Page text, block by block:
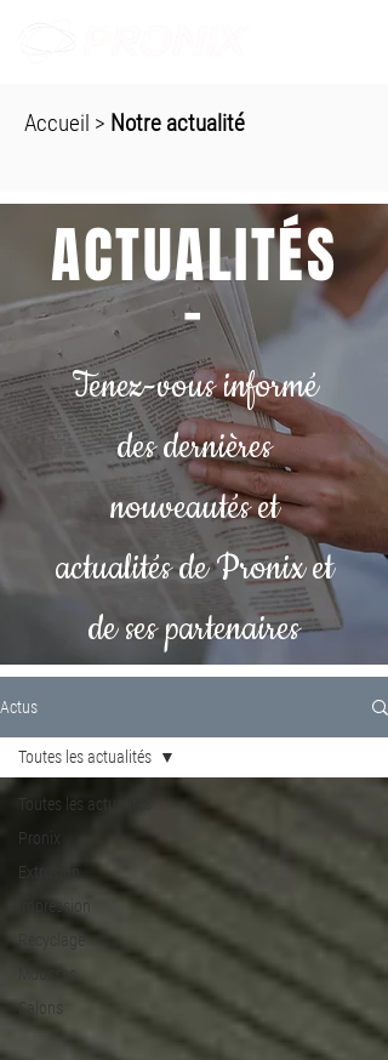
Accueil > Notre actualité
ACTUALITÉS
-
Tenez-vous informé
des dernières
nouveautés et
actualités de Pronix et
de ses partenaires
Actus
Toutes les actualités
Pronix
Extrusion
Impression
Salons
Toutes les actualités